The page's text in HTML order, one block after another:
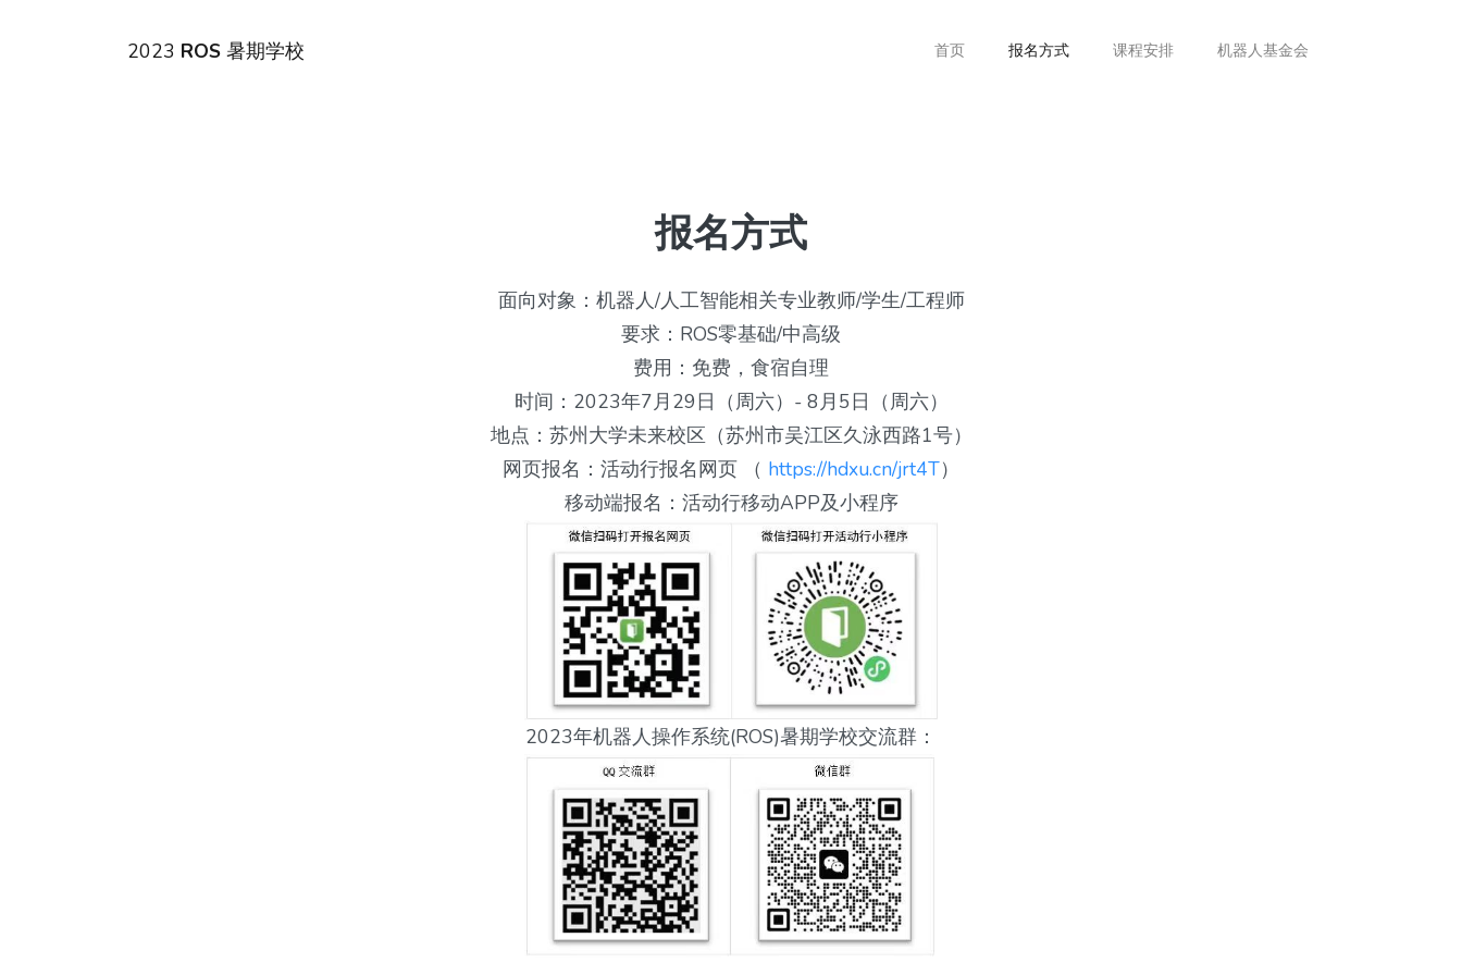
2023 ROS 暑期学校 首页 报名方式 课程安排 机器人基金会
报名方式
面向对象：机器人/人工智能相关专业教师/学生/工程师
要求：ROS零基础/中高级
费用：免费，食宿自理
时间：2023年7月29日（周六）- 8月5日（周六）
地点：苏州大学未来校区（苏州市吴江区久泳西路1号）
网页报名：活动行报名网页 （ https://hdxu.cn/jrt4T）
移动端报名：活动行移动APP及小程序
2023年机器人操作系统(ROS)暑期学校交流群：